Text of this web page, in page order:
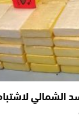
الشمالي